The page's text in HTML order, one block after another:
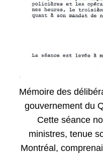
Mémoire des
gouvernement du
Cette séance
ministres, tenue
Montréal,